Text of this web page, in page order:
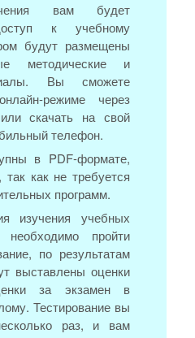
вам будет
к учебному
будут размещены
методические и
Вы сможете
режиме через
скачать на свой
телефон.
в PDF-формате,
как не требуется
программ.
изучения учебных
пройти
по результатам
выставлены оценки
за экзамен в
Тестирование вы
раз, и вам